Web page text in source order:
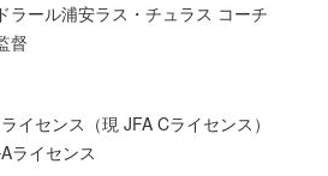
ール浦安ラス・チュラス コーチ
督
センス（現 JFA Cライセンス）
ライセンス